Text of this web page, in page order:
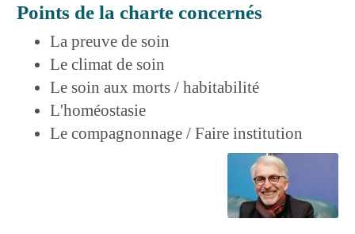
Points de la charte concernés
La preuve de soin
Le climat de soin
Le soin aux morts / habitabilité
L'homéostasie
Le compagnonnage / Faire institution